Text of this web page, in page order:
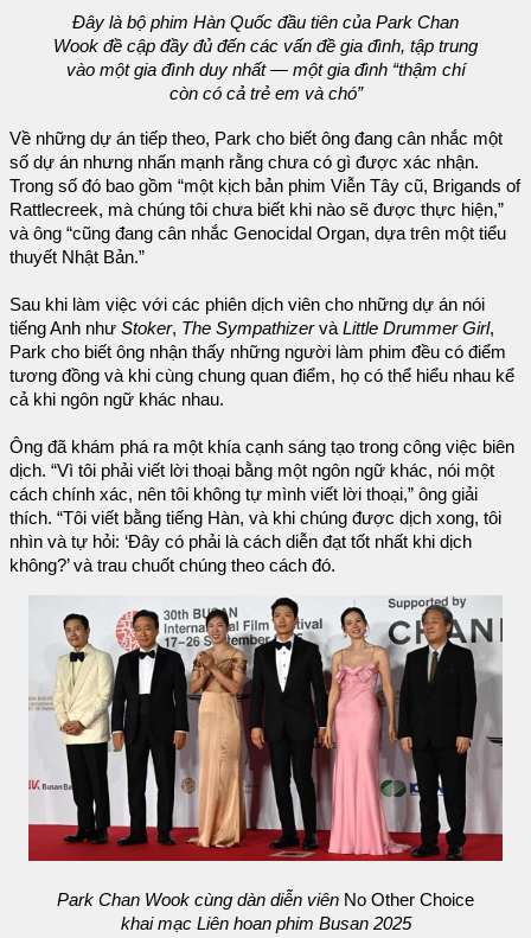
Đây là bộ phim Hàn Quốc đầu tiên của Park Chan
Wook đề cập đầy đủ đến các vấn đề gia đình, tập trung
vào một gia đình duy nhất — một gia đình “thậm chí
còn có cả trẻ em và chó”
Về những dự án tiếp theo, Park cho biết ông đang cân nhắc một
số dự án nhưng nhấn mạnh rằng chưa có gì được xác nhận.
Trong số đó bao gồm “một kịch bản phim Viễn Tây cũ, Brigands of
Rattlecreek, mà chúng tôi chưa biết khi nào sẽ được thực hiện,”
và ông “cũng đang cân nhắc Genocidal Organ, dựa trên một tiểu
thuyết Nhật Bản.”
Sau khi làm việc với các phiên dịch viên cho những dự án nói
tiếng Anh như Stoker, The Sympathizervà Little Drummer Girl,
Park cho biết ông nhận thấy những người làm phim đều có điểm
tương đồng và khi cùng chung quan điểm, họ có thể hiểu nhau kể
cả khi ngôn ngữ khác nhau.
Ông đã khám phá ra một khía cạnh sáng tạo trong công việc biên
dịch. “Vì tôi phải viết lời thoại bằng một ngôn ngữ khác, nói một
cách chính xác, nên tôi không tự mình viết lời thoại,” ông giải
thích. “Tôi viết bằng tiếng Hàn, và khi chúng được dịch xong, tôi
nhìn và tự hỏi: ‘Đây có phải là cách diễn đạt tốt nhất khi dịch
không?’ và trau chuốt chúng theo cách đó.
Park Chan Wook cùng dàn diễn viên No Other Choice
khai mạc Liên hoan phim Busan 2025